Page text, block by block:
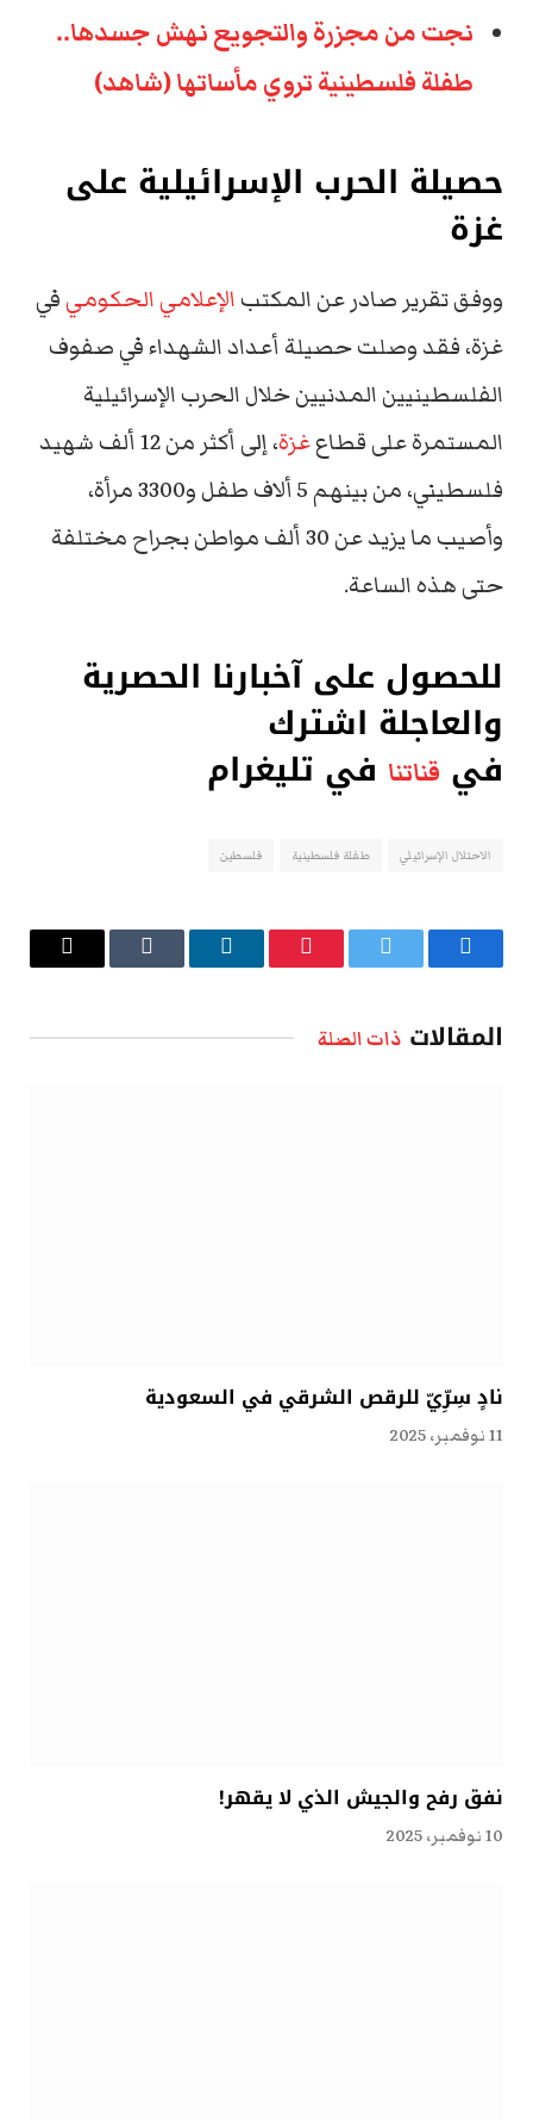
نجت من مجزرة والتجويع نهش جسدها..
طفلة فلسطينية تروي مأساتها (شاهد)
حصيلة الحرب الإسرائيلية على
غزة
ووفق تقرير صادر عن المكتبالإعلامي الحكوميفي
غزة، فقد وصلت حصيلة أعداد الشهداء في صفوف
الفلسطينيين المدنيين خلال الحرب الإسرائيلية
المستمرة على قطاعغزة
، إلى أكثر من 12 ألف شهيد
فلسطيني، من بينهم 5 ألاف طفل و3300 مرأة،
وأصيب ما يزيد عن 30 ألف مواطن بجراح مختلفة
حتى هذه الساعة.
للحصول على آخبارنا الحصرية
والعاجلة اشترك
في قناتنا في تليغرام
الاحتلال الإسرائيلي طفلة فلسطينية فلسطين
فيسبوك تويتر بينتيريستلينكدإن Tumblr
البريد
المقالات ذات الصلة
نادٍ سِرِّيّ للرقص الشرقي في السعودية
11 نوفمبر، 2025
نفق رفح والجيش الذي لا يقهر!
10 نوفمبر، 2025